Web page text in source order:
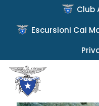
Club
Escursioni Cai